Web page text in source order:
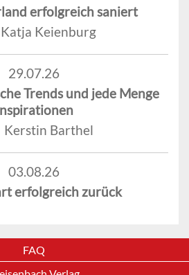
erfolgreich saniert
Keienburg
29.07.26
Trends und jede Menge
Barthel
03.08.26
erfolgreich zurück
FAQ